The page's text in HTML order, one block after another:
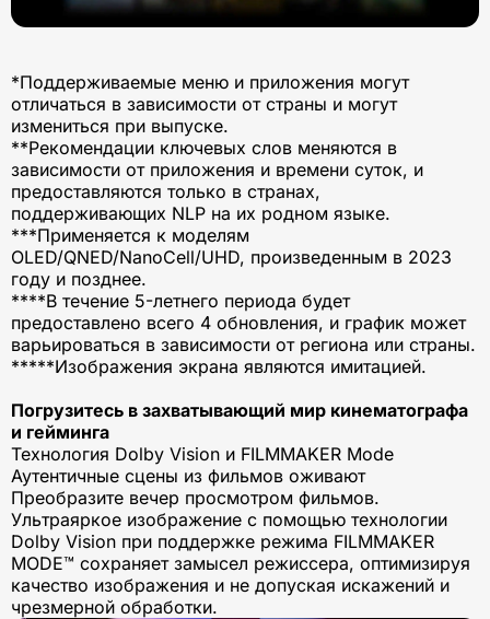
*Поддерживаемые меню и приложения могут
отличаться в зависимости от страны и могут
измениться при выпуске.
**Рекомендации ключевых слов меняются в
зависимости от приложения и времени суток, и
предоставляются только в странах,
поддерживающих NLP на их родном языке.
***Применяется к моделям
OLED/QNED/NanoCell/UHD, произведенным в 2023
году и позднее.
****В течение 5-летнего периода будет
предоставлено всего 4 обновления, и график может
варьироваться в зависимости от региона или страны.
*****Изображения экрана являются имитацией.
Погрузитесь в захватывающий мир кинематографа
и гейминга
Технология Dolby Vision и FILMMAKER Mode
Аутентичные сцены из фильмов оживают
Преобразите вечер просмотром фильмов.
Ультраяркое изображение с помощью технологии
Dolby Vision при поддержке режима FILMMAKER
MODE™ сохраняет замысел режиссера, оптимизируя
качество изображения и не допуская искажений и
чрезмерной обработки.